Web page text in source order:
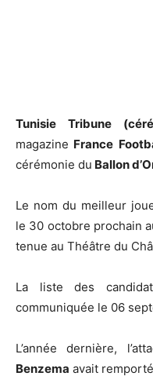
Tunisie Tribune
magazine France
cérémonie du Ballon
Le nom du meilleur
le 30 octobre prochain
tenue au Théâtre du
La liste des
communiquée le 06
L’année dernière,
Benzema avait